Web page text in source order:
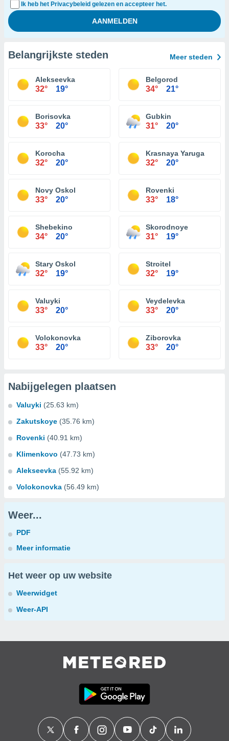
Ik heb het Privacybeleid gelezen en accepteer het.
Belangrijkste steden Meer steden
Alekseevka
32° 19°
Belgorod
34° 21°
Borisovka
33° 20°
Gubkin
31° 20°
Korocha
32° 20°
Krasnaya Yaruga
32° 20°
Novy Oskol
33° 20°
Rovenki
33° 18°
Shebekino
34° 20°
Skorodnoye
31° 19°
Stary Oskol
32° 19°
Stroitel
32° 19°
Valuyki
33° 20°
Veydelevka
33° 20°
Volokonovka
33° 20°
Ziborovka
33° 20°
Nabijgelegen plaatsen
Valuyki (25.63 km)
Zakutskoye (35.76 km)
Rovenki (40.91 km)
Klimenkovo (47.73 km)
Alekseevka (55.92 km)
Volokonovka (56.49 km)
Weer...
PDF
Meer informatie
Het weer op uw website
Weerwidget
Weer-API